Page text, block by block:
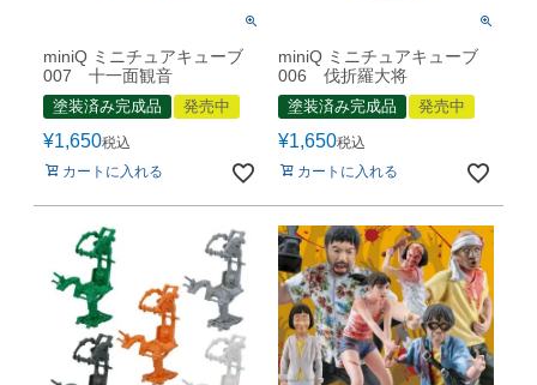
miniQ ミニチュアキューブ
007 十一面観音
塗装済み完成品 発売中
¥1,650税込
カートに入れる
miniQ ミニチュアキューブ
006 伐折羅大将
塗装済み完成品 発売中
¥1,650税込
カートに入れる